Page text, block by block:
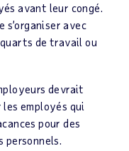
avant leur congé.
s’organiser avec
de travail ou
devrait
employés qui
pour des
personnels.